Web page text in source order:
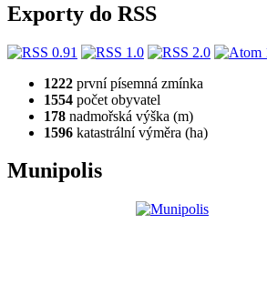
Exporty do RSS
1222 první písemná zmínka
1554 počet obyvatel
178 nadmořská výška (m)
1596 katastrální výměra (ha)
Munipolis